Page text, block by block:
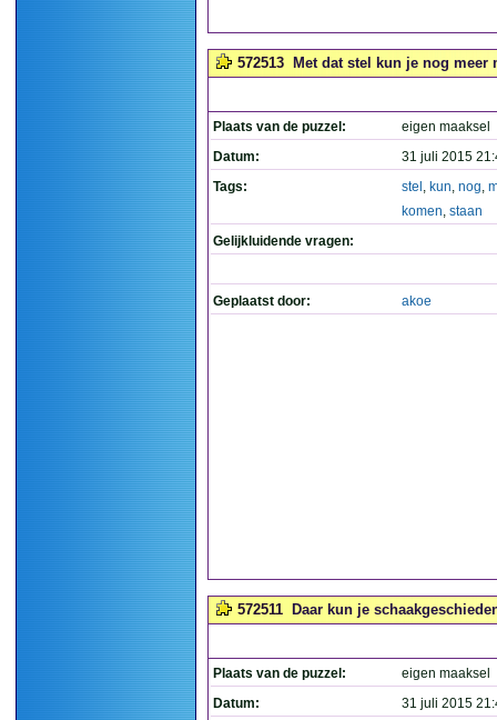
572513 Met dat stel kun je nog meer
Plaats van de puzzel:
eigen maaksel
Datum:
31 juli 2015
Tags:
stel , kun, nog,
komen, staan
Gelijkluidende vragen:
Geplaatst door: akoe
572511 Daar kun je
Plaats van de puzzel:
eigen maaksel
Datum:
31 juli 2015